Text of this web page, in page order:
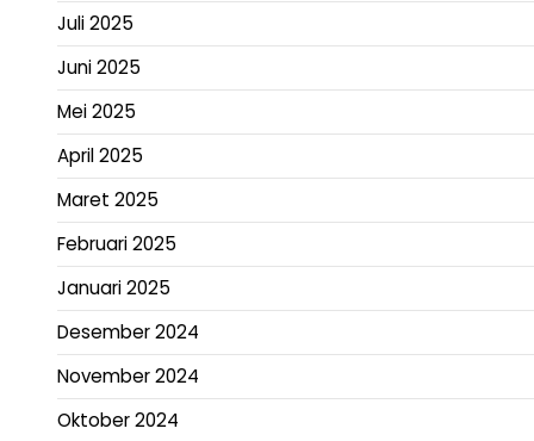
Juli 2025
Juni 2025
Mei 2025
April 2025
Maret 2025
Februari 2025
Januari 2025
Desember 2024
November 2024
Oktober 2024